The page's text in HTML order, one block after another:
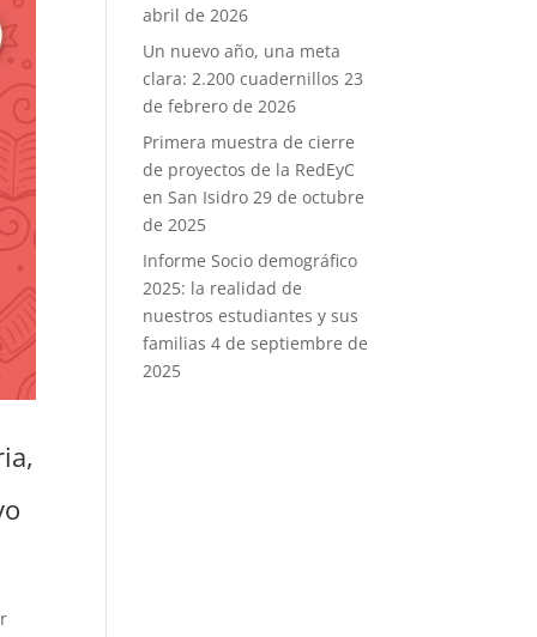
abril de 2026
Un nuevo año, una meta
clara: 2.200 cuadernillos 23
de febrero de 2026
Primera muestra de cierre
de proyectos de la RedEyC
en San Isidro 29 de octubre
de 2025
Informe Socio demográfico
2025: la realidad de
nuestros estudiantes y sus
familias 4 de septiembre de
2025